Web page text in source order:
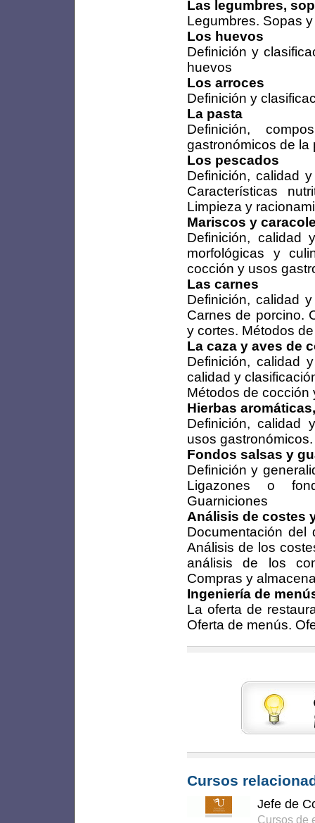
Las legumbres,
Legumbres. Sopas
Los huevos
Definición y
huevos
Los arroces
Definición y
La pasta
Definición,
gastronómicos de la
Los pescados
Definición, calidad
Características
Limpieza y
Mariscos y
Definición, calidad
morfológicas y
cocción y usos
Las carnes
Definición, calidad
Carnes de porcino.
y cortes. Métodos
La caza y aves de
Definición, calidad
calidad y
Métodos de cocción
Hierbas
Definición, calidad
usos
Fondos salsas y
Definición y
Ligazones o
Guarniciones
Análisis de costes
Documentación del
Análisis de los
análisis de los
Compras y
Ingeniería de
La oferta de
Oferta de menús.
Cursos
Jefe de
Cursos de